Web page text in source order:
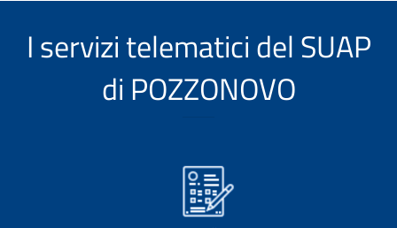
I servizi telematici del SUAP
di POZZONOVO